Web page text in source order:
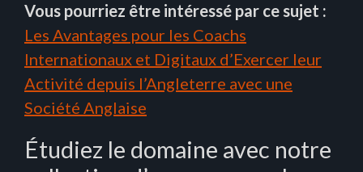
Vous pourriez être intéressé par ce sujet :
Les Avantages pour les Coachs
Internationaux et Digitaux d’Exercer leur
Activité depuis l’Angleterre avec une
Société Anglaise
Étudiez le domaine avec notre